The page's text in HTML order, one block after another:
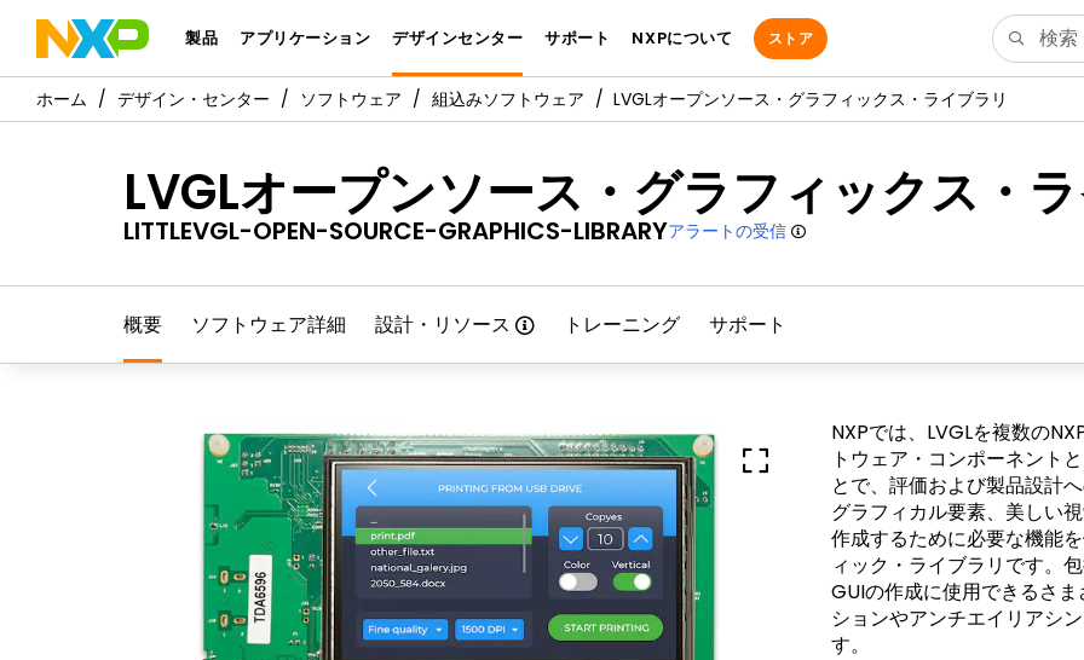
製品 アプリケーション デザインセンター サポート NXPについて ストア
デザイン・センター ソフトウェア 組込みソフトウェア LVGLオープンソース・グラフィックス・ライブラリ
LVGLオープンソース・グラフィックス・
LITTLEVGL-OPEN-SOURCE-GRAPHICS-LIBRARYアラートの受信
概要 ソフトウェア詳細 設計・リソース トレーニング サポート
NXPでは、LVGLを複数の
トウェア・コンポーネント
とで、評価および製品設計
グラフィカル要素、美しい
作成するために必要な機能
ィック・ライブラリです。
GUIの作成に使用できるさ
ションやアンチエイリアシ
す。